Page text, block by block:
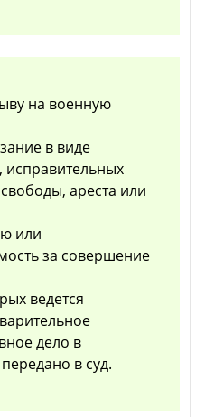
на военную
в виде
исправительных
ареста или
или
за совершение
ведется
дело в
в суд.